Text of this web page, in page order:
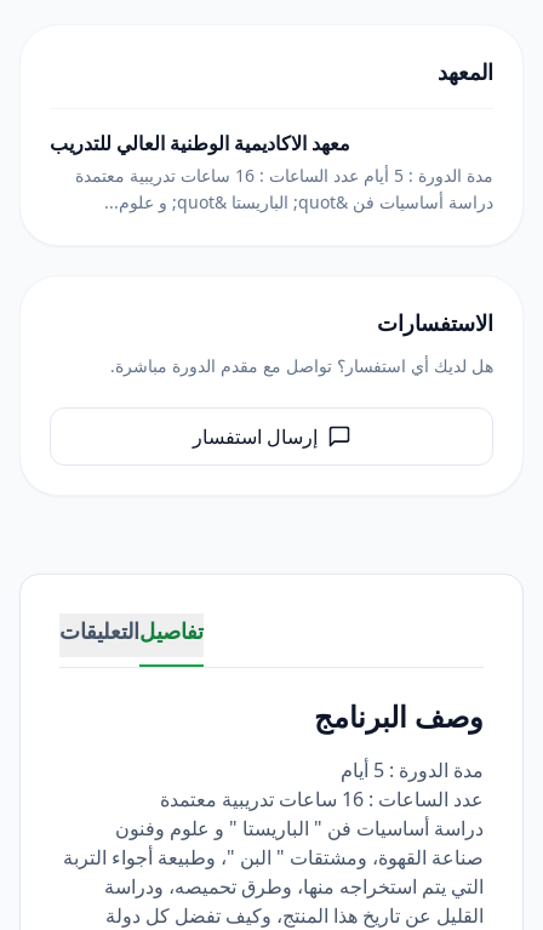
تفاصيلالتعليقات
وصف البرنامج
مدة الدورة : 5 أيام
عدد الساعات : 16 ساعات تدريبية معتمدة
دراسة أساسيات فن " الباريستا " و علوم وفنون
صناعة القهوة، ومشتقات " البن "، وطبيعة أجواء التربة
التي يتم استخراجه منها، وطرق تحميصه، ودراسة
القليل عن تاريخ هذا المنتج، وكيف تفضل كل دولة
المعهد
معهد الاكاديمية الوطنية العالي للتدريب
مدة الدورة : 5 أيام عدد الساعات : 16 ساعات تدريبية معتمدة
دراسة أساسيات فن &quot; الباريستا &quot; و علوم...
الاستفسارات
هل لديك أي استفسار؟ تواصل مع مقدم الدورة مباشرة.
إرسال استفسار